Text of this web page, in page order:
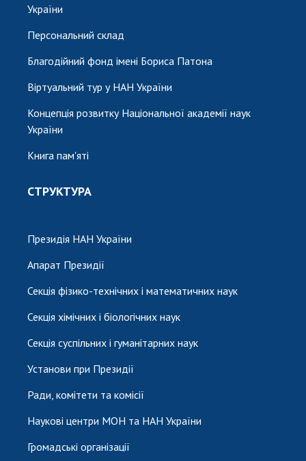
України
Персональний склад
Благодійний фонд імені Бориса Патона
Віртуальний тур у НАН України
Концепція розвитку Національної академії наук
України
Книга пам'яті
СТРУКТУРА
Президія НАН України
Апарат Президії
Секція фізико-технічних і математичних наук
Секція хімічних і біологічних наук
Секція суспільних і гуманітарних наук
Установи при Президії
Ради, комітети та комісії
Наукові центри МОН та НАН України
Громадські організації